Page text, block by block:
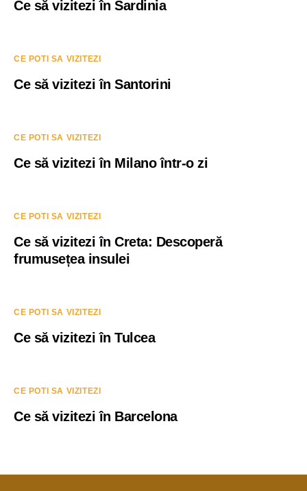
Ce să vizitezi în Sardinia
CE POTI SA VIZITEZI
Ce să vizitezi în Santorini
CE POTI SA VIZITEZI
Ce să vizitezi în Milano într-o zi
CE POTI SA VIZITEZI
Ce să vizitezi în Creta: Descoperă
frumusețea insulei
CE POTI SA VIZITEZI
Ce să vizitezi în Tulcea
CE POTI SA VIZITEZI
Ce să vizitezi în Barcelona